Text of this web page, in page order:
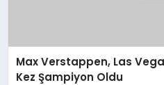
Max Verstappen, Las
Kez Şampiyon Oldu